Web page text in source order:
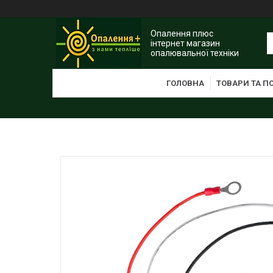
Опалення плюс
інтернет магазин
опалювальної техніки
ГОЛОВНА ТОВАРИ ТА